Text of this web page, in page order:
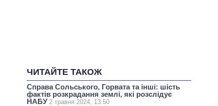
ЧИТАЙТЕ ТАКОЖ
Справа Сольського, Горвата та інші: шість
фактів розкрадання землі, які розслідує
НАБУ 2 травня 2024, 13:50